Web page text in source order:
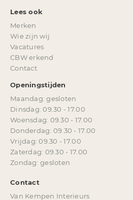
Lees ook
Merken
Wie zijn wij
Vacatures
CBW erkend
Contact
Openingstijden
Maandag: gesloten
Dinsdag: 09.30 - 17.00
Woensdag: 09.30 - 17.00
Donderdag: 09.30 - 17.00
Vrijdag: 09.30 - 17.00
Zaterdag: 09.30 - 17.00
Zondag: gesloten
Contact
Van Kempen Interieurs